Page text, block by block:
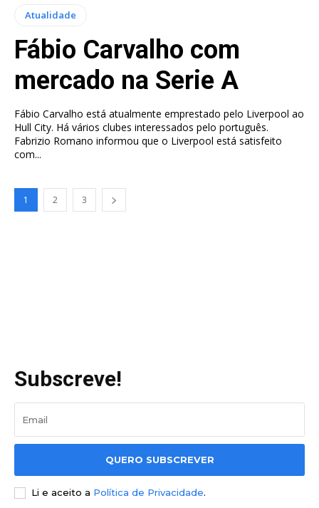
Atualidade
Fábio Carvalho com
mercado na Serie A
Fábio Carvalho está atualmente emprestado pelo Liverpool ao
Hull City. Há vários clubes interessados pelo português.
Fabrizio Romano informou que o Liverpool está satisfeito
com...
1 2 3
Subscreve!
QUERO SUBSCREVER
Li e aceito a Política de Privacidade.